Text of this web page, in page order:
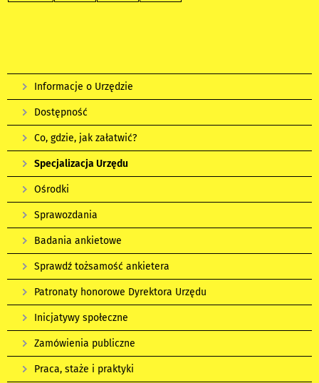
Informacje o Urzędzie
Dostępność
Co, gdzie, jak załatwić?
Specjalizacja Urzędu
Ośrodki
Sprawozdania
Badania ankietowe
Sprawdź tożsamość ankietera
Patronaty honorowe Dyrektora Urzędu
Inicjatywy społeczne
Zamówienia publiczne
Praca, staże i praktyki